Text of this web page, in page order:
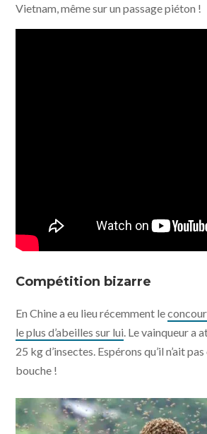
Vietnam, même sur un passage piéton !
Compétition bizarre
En Chine a eu lieu récemment le
le plus d’abeilles sur lui. Le vainqueur a
25 kg d’insectes. Espérons qu’il n’ait
bouche !